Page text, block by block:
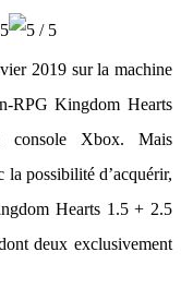
2019 sur la machine
RPG Kingdom Hearts
console Xbox. Mais
la possibilité d’acquérir,
Hearts 1.5 + 2.5
deux exclusivement